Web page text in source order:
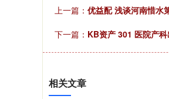
上一篇： 优益配 浅谈河南惜水
下一篇： KB资产 301 医院产
相关文章